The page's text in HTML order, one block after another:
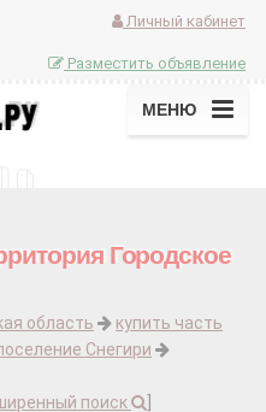
Личный кабинет
Разместить объявление
МЕНЮ
Городское
область
купить часть
Снегири
поиск